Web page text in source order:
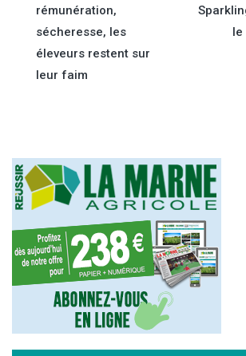
de
l’article
rémunération,
sécheresse, les
éleveurs restent sur
leur faim
le